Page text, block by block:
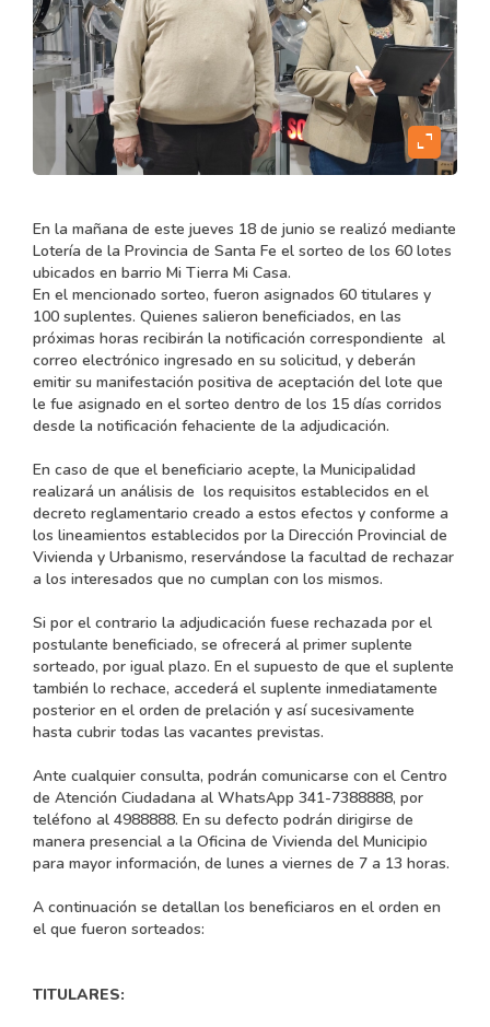
expand_content
En la mañana de este jueves 18 de junio se realizó mediante
Lotería de la Provincia de Santa Fe el sorteo de los 60 lotes
ubicados en barrio Mi Tierra Mi Casa.
En el mencionado sorteo, fueron asignados 60 titulares y
100 suplentes. Quienes salieron beneficiados, en las
próximas horas recibirán la notificación correspondiente al
correo electrónico ingresado en su solicitud, y deberán
emitir su manifestación positiva de aceptación del lote que
le fue asignado en el sorteo dentro de los 15 días corridos
desde la notificación fehaciente de la adjudicación.
En caso de que el beneficiario acepte, la Municipalidad
realizará un análisis de los requisitos establecidos en el
decreto reglamentario creado a estos efectos y conforme a
los lineamientos establecidos por la Dirección Provincial de
Vivienda y Urbanismo, reservándose la facultad de rechazar
a los interesados que no cumplan con los mismos.
Si por el contrario la adjudicación fuese rechazada por el
postulante beneficiado, se ofrecerá al primer suplente
sorteado, por igual plazo. En el supuesto de que el suplente
también lo rechace, accederá el suplente inmediatamente
posterior en el orden de prelación y así sucesivamente
hasta cubrir todas las vacantes previstas.
Ante cualquier consulta, podrán comunicarse con el Centro
de Atención Ciudadana al WhatsApp 341-7388888, por
teléfono al 4988888. En su defecto podrán dirigirse de
manera presencial a la Oficina de Vivienda del Municipio
para mayor información, de lunes a viernes de 7 a 13 horas.
A continuación se detallan los beneficiaros en el orden en
el que fueron sorteados:
TITULARES: